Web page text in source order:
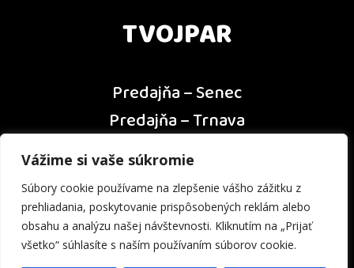
Vážime si vaše súkromie
Súbory cookie používame na zlepšenie vášho zážitku z
prehliadania, poskytovanie prispôsobených reklám alebo
obsahu a analýzu našej návštevnosti. Kliknutím na „Prijať
všetko“ súhlasíte s naším používaním súborov cookie.
TVOJPAR
Predajňa – Senec
Predajňa – Trnava
Predajňa – Dunajská Streda
Predajňa – Nitra
Kontakt